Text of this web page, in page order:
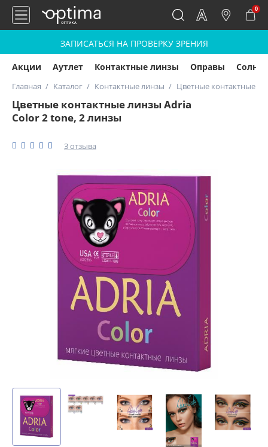
0
ЗАПИСАТЬСЯ НА ПРОВЕРКУ ЗРЕНИЯ
Акции Аутлет Контактные линзы Оправы
Главная Каталог Контактные линзы Цветные контактные
Цветные контактные линзы Adria
Color 2 tone, 2 линзы
3 отзыва